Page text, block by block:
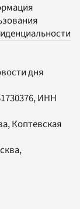
дня
ИНН
Коптевская
,